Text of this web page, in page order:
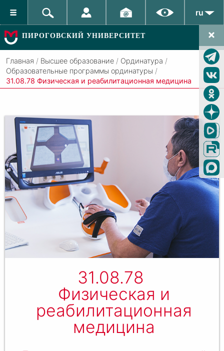
ru
ПИРОГОВСКИЙ УНИВЕРСИТЕТ
Главная / Высшее образование / Ординатура /
Образовательные программы ординатуры /
31.08.78 Физическая и реабилитационная медицина
31.08.78
Физическая и
реабилитационная
медицина